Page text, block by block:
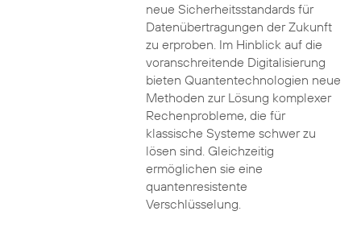
neue Sicherheitsstandards für
Datenübertragungen der Zukunft
zu erproben. Im Hinblick auf die
voranschreitende Digitalisierung
bieten Quantentechnologien neue
Methoden zur Lösung komplexer
Rechenprobleme, die für
klassische Systeme schwer zu
lösen sind. Gleichzeitig
ermöglichen sie eine
quantenresistente
Verschlüsselung.